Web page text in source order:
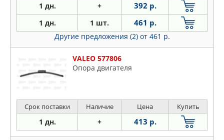
1 дн. + 392 р.
1 дн. 1 шт. 461 р.
Другие предложения (2) от 461 р.
VALEO 577806
Опора двигателя
Срок поставки Наличие Цена Купить
1 дн. + 413 р.